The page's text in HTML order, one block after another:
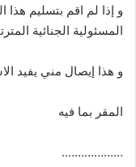
و إذا لم اقم بتسليم هذا
المسئولية الجنائية
و هذا إيصال مني يفيد
المقر بما فيه
……………….